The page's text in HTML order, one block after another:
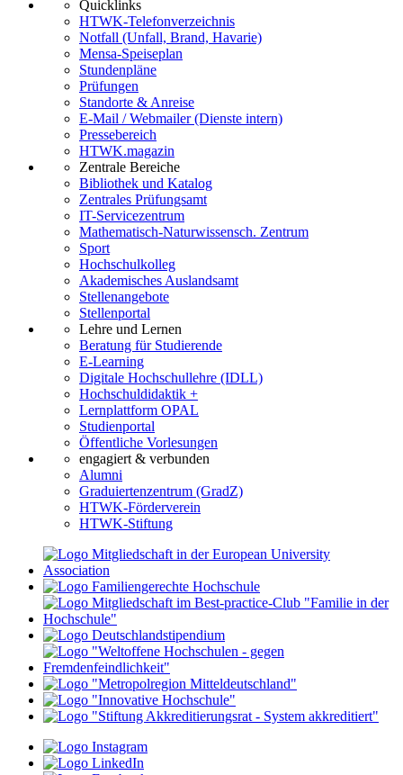
Quicklinks
HTWK-Telefonverzeichnis
Notfall (Unfall, Brand, Havarie)
Mensa-Speiseplan
Stundenpläne
Prüfungen
Standorte & Anreise
E-Mail / Webmailer (Dienste intern)
Pressebereich
HTWK.magazin
Zentrale Bereiche
Bibliothek und Katalog
Zentrales Prüfungsamt
IT-Servicezentrum
Mathematisch-Naturwissensch. Zentrum
Sport
Hochschulkolleg
Akademisches Auslandsamt
Stellenangebote
Stellenportal
Lehre und Lernen
Beratung für Studierende
E-Learning
Digitale Hochschullehre (IDLL)
Hochschuldidaktik +
Lernplattform OPAL
Studienportal
Öffentliche Vorlesungen
engagiert & verbunden
Alumni
Graduiertenzentrum (GradZ)
HTWK-Förderverein
HTWK-Stiftung